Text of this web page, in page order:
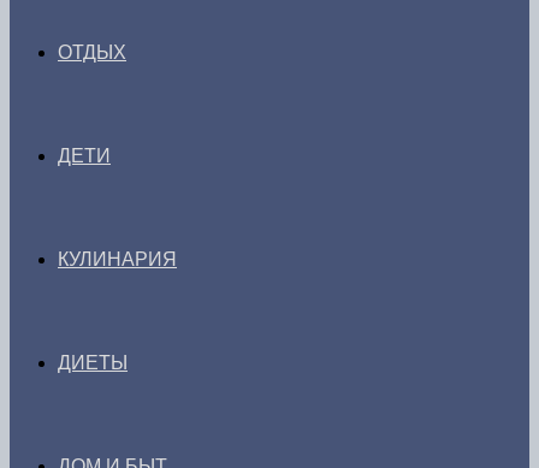
ОТДЫХ
ДЕТИ
КУЛИНАРИЯ
ДИЕТЫ